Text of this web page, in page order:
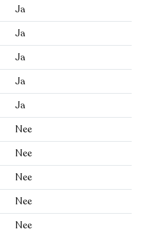
Ja
Ja
Ja
Ja
Ja
Nee
Nee
Nee
Nee
Nee